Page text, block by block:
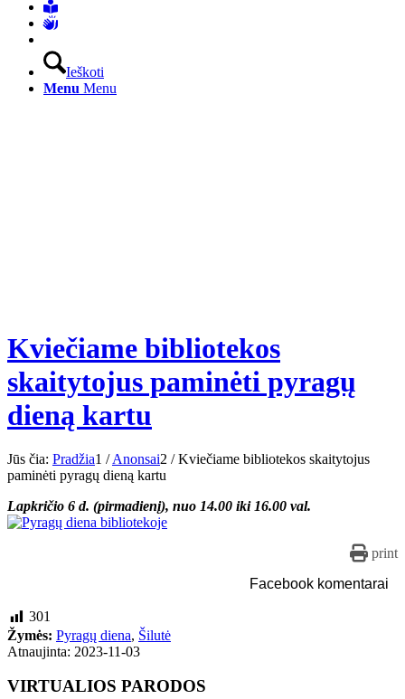
Ieškoti
Menu Menu
Kviečiame bibliotekos
skaitytojus paminėti pyragų
dieną kartu
Jūs čia: Pradžia1 / Anonsai2 / Kviečiame bibliotekos skaitytojus
paminėti pyragų dieną kartu
Lapkričio 6 d. (pirmadienį), nuo 14.00 iki 16.00 val.
print
Facebook komentarai
301
Žymės: Pyragų diena, Šilutė
Atnaujinta: 2023-11-03
VIRTUALIOS PARODOS